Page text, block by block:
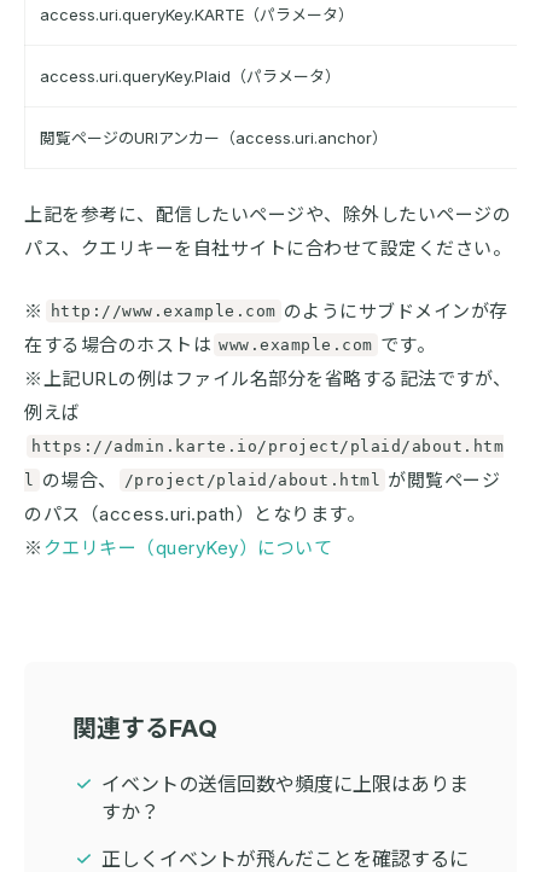
access.uri.queryKey.KARTE（パラメータ）
access.uri.queryKey.Plaid（パラメータ）
閲覧ページのURIアンカー（access.uri.anchor）
上記を参考に、配信したいページや、除外したいページの
パス、クエリキーを自社サイトに合わせて設定ください。
※ http://www.example.com のようにサブドメインが存
在する場合のホストは www.example.com です。
※上記URLの例はファイル名部分を省略する記法ですが、
例えば
https://admin.karte.io/project/plaid/about.htm
l
の場合、 /project/plaid/about.html
が閲覧ページ
のパス（access.uri.path）となります。
※ クエリキー（queryKey）について
関連するFAQ
イベントの送信回数や頻度に上限はありま
すか？
正しくイベントが飛んだことを確認するに